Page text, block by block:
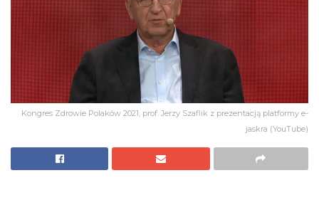
Kongres Zdrowie Polaków 2021, prof. Jerzy Szaflik z prezentacją platformy e-
jaskra (YouTube)